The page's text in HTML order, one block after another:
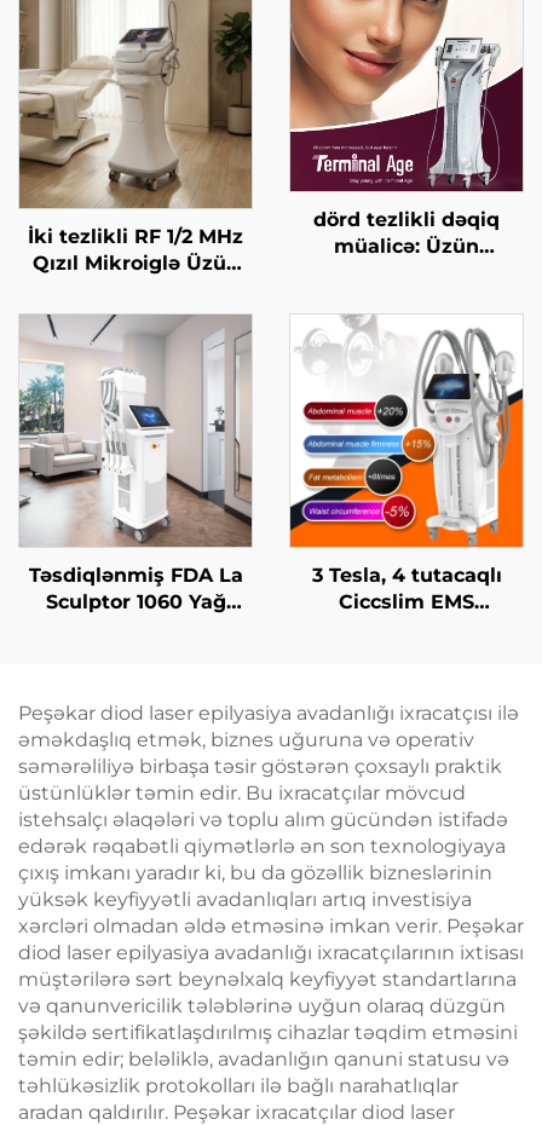
İki tezlikli RF 1/2 MHz
Qızıl Mikroiglə Üzün
dörd tezlikli dəqiq
müalicə: Üzün
bədənin
formalaşdırılması, son
yaş HIFU maşını
Təsdiqlənmiş FDA La
Sculptor 1060 Yağ
Zəiflətmə Maşını
3 Tesla, 4 tutacaqlı
Ciccslim EMS
Stimulyasiya
Peşəkar diod laser epilyasiya avadanlığı ixracatçısı ilə
əməkdaşlıq etmək, biznes uğuruna və operativ
səmərəliliyə birbaşa təsir göstərən çoxsaylı praktik
üstünlüklər təmin edir. Bu ixracatçılar mövcud
istehsalçı əlaqələri və toplu alım gücündən istifadə
edərək rəqabətli qiymətlərlə ən son texnologiyaya
çıxış imkanı yaradır ki, bu da gözəllik bizneslərinin
yüksək keyfiyyətli avadanlıqları artıq investisiya
xərcləri olmadan əldə etməsinə imkan verir. Peşəkar
diod laser epilyasiya avadanlığı ixracatçılarının ixtisası
müştərilərə sərt beynəlxalq keyfiyyət standartlarına
və qanunvericilik tələblərinə uyğun olaraq düzgün
şəkildə sertifikatlaşdırılmış cihazlar təqdim etməsini
təmin edir; beləliklə, avadanlığın qanuni statusu və
təhlükəsizlik protokolları ilə bağlı narahatlıqlar
aradan qaldırılır. Peşəkar ixracatçılar diod laser